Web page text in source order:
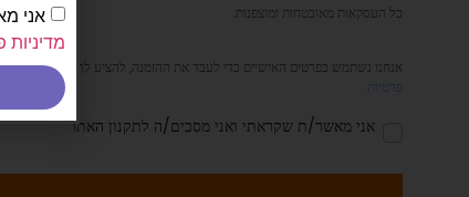
כל העסקאות מאובטחות ומוצפנות.
אנחנו נשתמש בפרטים האישיים כדי לעבד את ההזמנה, להציע לך תמיכה
פרטיות
אני מאשר/ת שקראתי ואני מסכים/ה לתקנון האתר
אני
מדיניות